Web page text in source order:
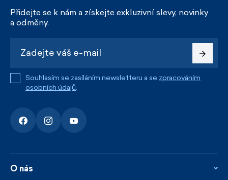
Přidejte se k nám a získejte exkluzivní slevy, novinky
a odměny.
Souhlasím se zasíláním newsletteru a se zpracováním
osobních údajů.
O nás